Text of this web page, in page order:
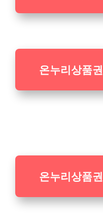
온누리상품권
온누리상품권